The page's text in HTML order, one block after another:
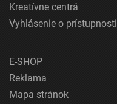
Kreatívne centrá
Vyhlásenie o prístupnosti
E-SHOP
Reklama
Mapa stránok